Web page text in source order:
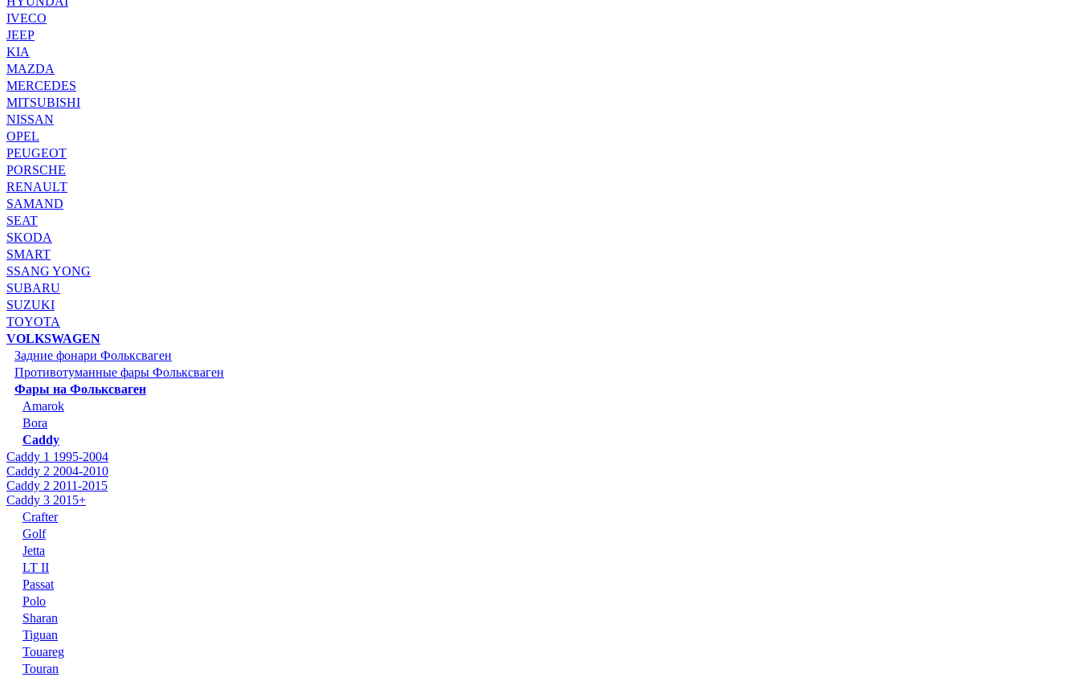
IVECO
JEEP
KIA
MAZDA
MERCEDES
MITSUBISHI
NISSAN
OPEL
PEUGEOT
PORSCHE
RENAULT
SAMAND
SEAT
SKODA
SMART
SSANG YONG
SUBARU
SUZUKI
TOYOTA
VOLKSWAGEN
Задние фонари Фольксваген
Противотуманные фары Фольксваген
Фары на Фольксваген
Amarok
Bora
Caddy
Caddy 1 1995-2004
Caddy 2 2004-2010
Caddy 2 2011-2015
Caddy 3 2015+
Crafter
Golf
Jetta
LT II
Passat
Polo
Sharan
Tiguan
Touareg
Touran